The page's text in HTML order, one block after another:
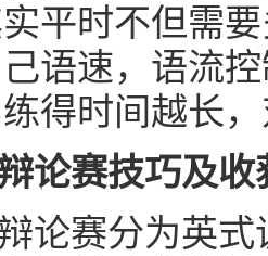
平时不但需
语速，语流
得时间越长
论赛技巧及收
论赛分为英